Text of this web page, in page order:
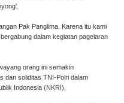
Pak Panglima. Karena itu kami
dalam kegiatan pagelaran
orang ini semakin
dan soliditas TNI-Polri dalam
Indonesia (NKRI).